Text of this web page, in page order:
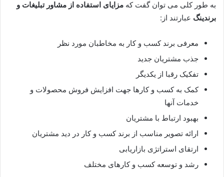
به طور کلی می توان گفت که مزایای استفاده از مشاور تبلیغات و
برندینگ عبارتند از:
معرفی برند کسب و کار به مخاطبان مورد نظر
جذب مشتریان جدید
تفکیک رقبا از یکدیگر
کمک به کسب و کارها جهت افزایش فروش محصولات و
خدمات آنها
بهبود ارتباط با مشتریان
ارائه تصویر مناسب از برند کسب و کار در دید مشتریان
ارتقای استراتژی بازاریابی
رشد و توسعه کسب و کارهای مختلف